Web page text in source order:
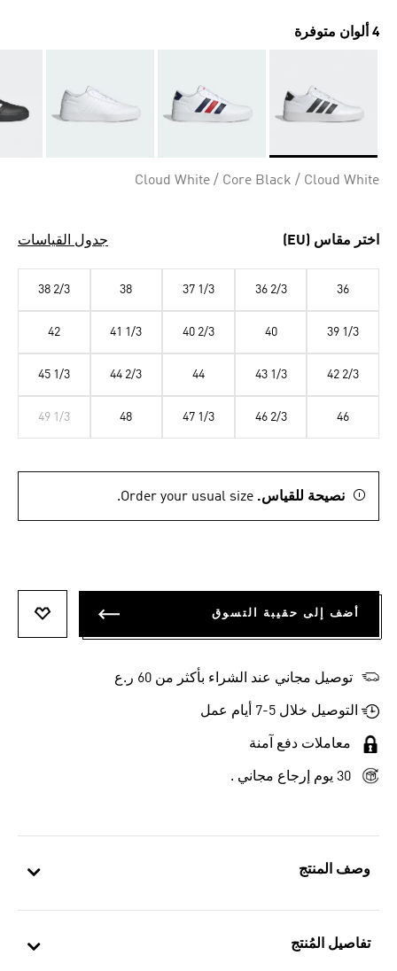
وصف المنتج
تفاصيل المُنتج
4 ألوان متوفرة
Cloud White / Core Black / Cloud White
اختر مقاس (EU) جدول القياسات
36
36 2/3
37 1/3
38
38 2/3
39 1/3
40
40 2/3
41 1/3
42
42 2/3
43 1/3
44
44 2/3
45 1/3
46
46 2/3
47 1/3
48
49 1/3
نصيحة للقياس. Order your usual size.
أضف إلى حقيبة التسوق
توصيل مجاني عند الشراء بأكثر من 60 ر.ع
التوصيل خلال 5-7 أيام عمل
معاملات دفع آمنة